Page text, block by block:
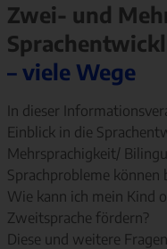
Zwei- und
– viele Wege
In dieser
Einblick in die
Mehrsprachigkeit/
Sprachprobleme können
Wie kann ich mein Kind
Zweitsprache fördern?
Diese und weitere